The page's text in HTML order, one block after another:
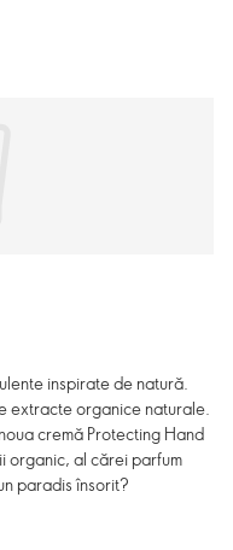
inspirate de natură.
extracte organice naturale.
cremă Protecting Hand
organic, al cărei parfum
paradis însorit?